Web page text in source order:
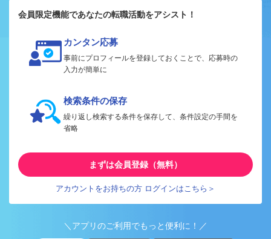
会員限定機能であなたの転職活動をアシスト！
カンタン応募
事前にプロフィールを登録しておくことで、応募時の
入力が簡単に
検索条件の保存
繰り返し検索する条件を保存して、条件設定の手間を
省略
まずは会員登録（無料）
アカウントをお持ちの方 ログインはこちら＞
＼アプリのご利用でもっと便利に！／